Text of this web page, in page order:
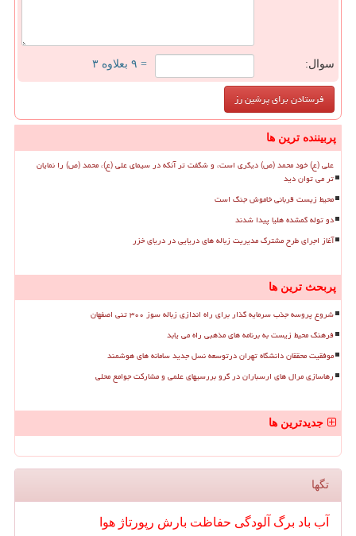
سوال: = ۹ بعلاوه ۳
پربیننده ترین ها
علی (ع) خود محمد (ص) دیگری است، و شگفت تر آنکه در سیمای علی (ع)، محمد (ص) را نمایان
تر می توان دید
محیط زیست قربانی خاموش جنگ است
دو توله گمشده هلیا پیدا شدند
آغاز اجرای طرح مشترک مدیریت زباله های دریایی در دریای خزر
پربحث ترین ها
شروع پروسه جذب سرمایه گذار برای راه اندازی زباله سوز ۳۰۰ تنی اصفهان
فرهنگ محیط زیست به برنامه های مذهبی راه می یابد
موفقیت محققان دانشگاه تهران درتوسعه نسل جدید سامانه های هوشمند
رهاسازی مرال های ارسباران در گرو بررسیهای علمی و مشارکت جوامع محلی
جدیدترین ها
تگها
آب باد برگ آلودگی حفاظت بارش رپورتاژ هوا